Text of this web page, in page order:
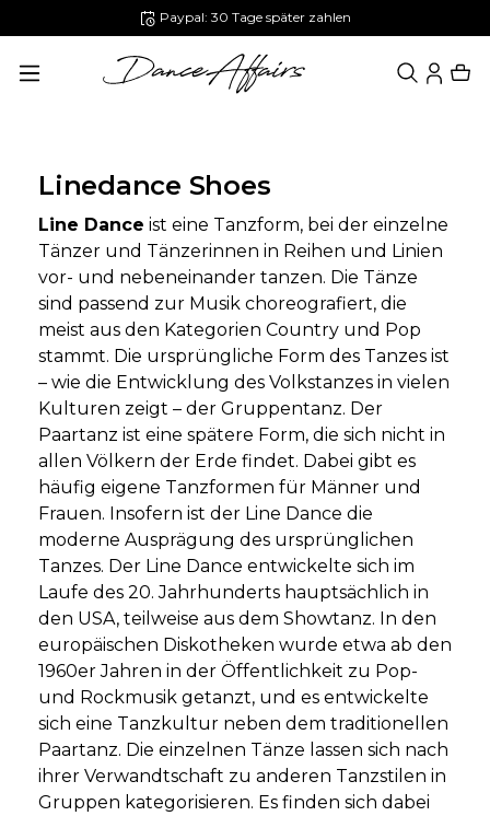
Paypal: 30 Tage später zahlen
Linedance Shoes
Line Dance ist eine Tanzform, bei der einzelne
Tänzer und Tänzerinnen in Reihen und Linien
vor- und nebeneinander tanzen. Die Tänze
sind passend zur Musik choreografiert, die
meist aus den Kategorien Country und Pop
stammt. Die ursprüngliche Form des Tanzes ist
– wie die Entwicklung des Volkstanzes in vielen
Kulturen zeigt – der Gruppentanz. Der
Paartanz ist eine spätere Form, die sich nicht in
allen Völkern der Erde findet. Dabei gibt es
häufig eigene Tanzformen für Männer und
Frauen. Insofern ist der Line Dance die
moderne Ausprägung des ursprünglichen
Tanzes. Der Line Dance entwickelte sich im
Laufe des 20. Jahrhunderts hauptsächlich in
den USA, teilweise aus dem Showtanz. In den
europäischen Diskotheken wurde etwa ab den
1960er Jahren in der Öffentlichkeit zu Pop-
und Rockmusik getanzt, und es entwickelte
sich eine Tanzkultur neben dem traditionellen
Paartanz. Die einzelnen Tänze lassen sich nach
ihrer Verwandtschaft zu anderen Tanzstilen in
Gruppen kategorisieren. Es finden sich dabei